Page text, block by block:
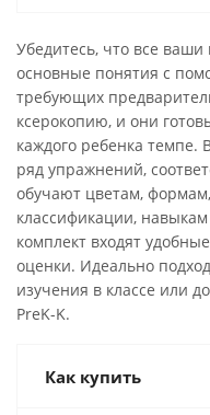
Убедитесь, что все
основные понятия с
требующих
ксерокопию, и они
каждого ребенка
ряд упражнений,
обучают цветам,
классификации,
комплект входят
оценки. Идеально
изучения в классе или
PreK-K.
Как купить